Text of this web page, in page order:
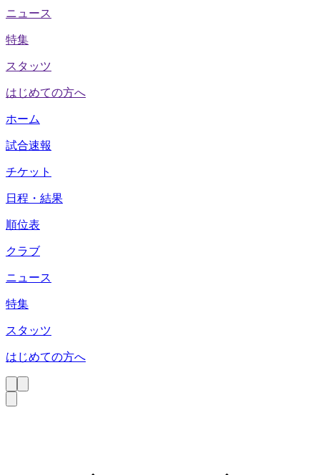
ニュース
特集
スタッツ
はじめての方へ
ホーム
試合速報
チケット
日程・結果
順位表
クラブ
ニュース
特集
スタッツ
はじめての方へ